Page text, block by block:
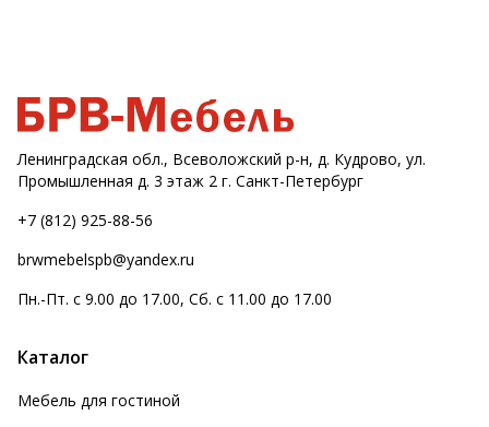
Ленинградская обл., Всеволожский р-н, д. Кудрово, ул.
Промышленная д. 3 этаж 2 г. Санкт-Петербург
+7 (812) 925-88-56
brwmebelspb@yandex.ru
Пн.-Пт. с 9.00 до 17.00, Сб. с 11.00 до 17.00
Каталог
Мебель для гостиной